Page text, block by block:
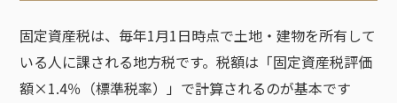
固定資産税は、毎年1月1日時点で土地・建物を所有して
いる人に課される地方税です。税額は「固定資産税評価
額×1.4％（標準税率）」で計算されるのが基本です